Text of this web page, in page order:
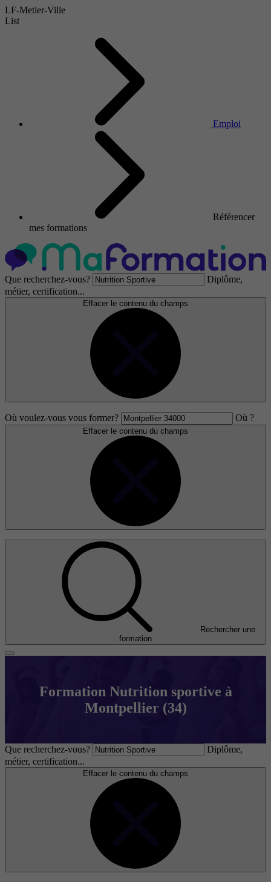
LF-Metier-Ville
List
Emploi
Référencer
mes formations
Que recherchez-vous?
Diplôme,
métier, certification...
Effacer le contenu du champs
Où voulez-vous vous former? Où ?
Effacer le contenu du champs
Rechercher une
formation
Formation Nutrition sportive à
Montpellier (34)
Que recherchez-vous?
Diplôme,
métier, certification...
Effacer le contenu du champs